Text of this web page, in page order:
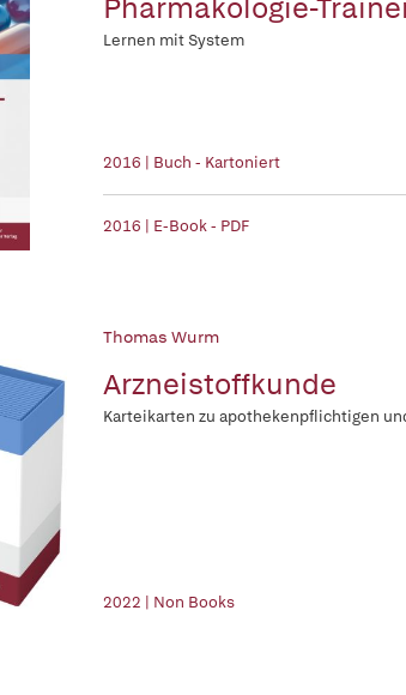
Pharmakologie-
Lernen mit System
2016 | Buch - Kartoniert
2016 | E-Book - PDF
Thomas Wurm
Arzneistoffkunde
Karteikarten zu apothekenpflichtigen
2022 | Non Books